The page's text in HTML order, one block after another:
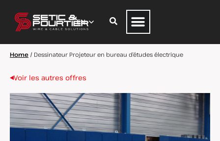
Home / Dessinateur Projeteur en bureau d’études électrique
Voir les autres offres